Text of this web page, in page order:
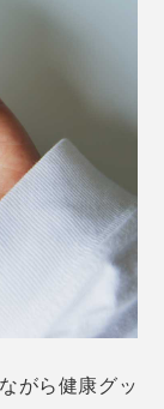
がら健康グッ